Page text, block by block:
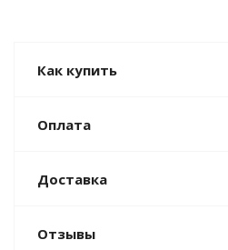
Как купить
Оплата
Доставка
Отзывы